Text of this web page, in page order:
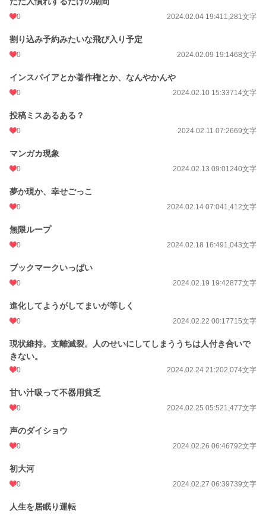
0 2024.02.04 19:411,281文字
割り込み予約みたいな飛び入り予定
0 2024.02.09 19:1468文字
インスパイアとか著作権とか、なんやかんや
0 2024.02.10 15:33714文字
投稿ミスあるある？
0 2024.02.11 07:2669文字
マンガカ現象
0 2024.02.13 09:01240文字
夢か現か、幸せごっこ
0 2024.02.14 07:041,412文字
無限ループ
0 2024.02.18 16:491,043文字
ブックマークいっぱい
0 2024.02.19 19:42877文字
進化してようがしてまいが等しく
0 2024.02.22 00:17715文字
現状維持。支離滅裂。人のせいにしてしまううちは人付き合いで
きない。
0 2024.02.24 21:202,074文字
甘い汁吸って不器用貧乏
0 2024.02.25 05:521,477文字
声のダイショウ
0 2024.02.26 06:46792文字
初大河
0 2024.02.27 06:39739文字
人生を居眠り運転